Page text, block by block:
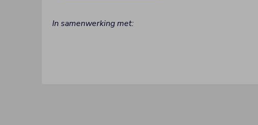
In samenwerking met: